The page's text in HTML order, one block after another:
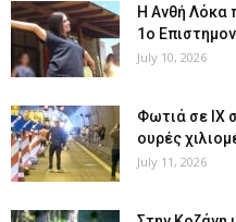
Η Ανθή Λόκα
1ο
July 10, 2026
Φωτιά σε ΙΧ
ουρές
July 11, 2026